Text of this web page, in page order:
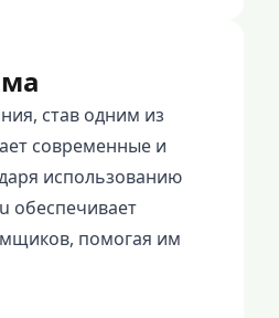
став одним из
современные и
использованию
обеспечивает
помогая им